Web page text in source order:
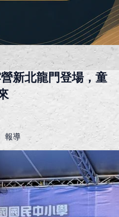
新北龍門登場，童
報導